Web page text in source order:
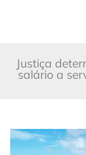
Justiça
salário a
Justiça
determina